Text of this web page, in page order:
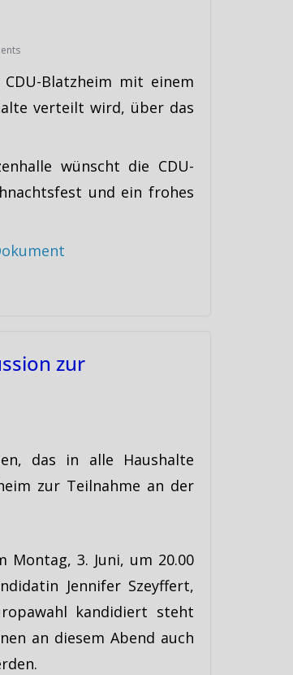
Blatzheim mit einem
verteilt wird, über das
wünscht die CDU-
und ein frohes
zur
das in alle Haushalte
zur Teilnahme an der
Montag, 3. Juni, um 20.00
Jennifer Szeyffert,
kandidiert steht
an diesem Abend auch